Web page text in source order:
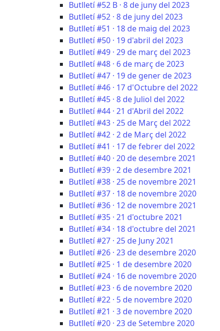
Butlletí #52 B · 8 de juny del 2023
Butlletí #52 · 8 de juny del 2023
Butlletí #51 · 18 de maig del 2023
Butlletí #50 · 19 d'abril del 2023
Butlletí #49 · 29 de març del 2023
Butlletí #48 · 6 de març de 2023
Butlletí #47 · 19 de gener de 2023
Butlletí #46 · 17 d'Octubre del 2022
Butlletí #45 · 8 de Juliol del 2022
Butlletí #44 · 21 d'Abril del 2022
Butlletí #43 · 25 de Març del 2022
Butlletí #42 · 2 de Març del 2022
Butlletí #41 · 17 de febrer del 2022
Butlletí #40 · 20 de desembre 2021
Butlletí #39 · 2 de desembre 2021
Butlletí #38 · 25 de novembre 2021
Butlletí #37 · 18 de novembre 2020
Butlletí #36 · 12 de novembre 2021
Butlletí #35 · 21 d'octubre 2021
Butlletí #34 · 18 d'octubre del 2021
Butlletí #27 · 25 de Juny 2021
Butlletí #26 · 23 de desembre 2020
Butlletí #25 · 1 de desembre 2020
Butlletí #24 · 16 de novembre 2020
Butlletí #23 · 6 de novembre 2020
Butlletí #22 · 5 de novembre 2020
Butlletí #21 · 3 de novembre 2020
Butlletí #20 · 23 de Setembre 2020